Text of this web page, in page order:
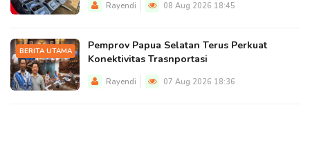
Rayendi 08 Aug 2026 18:45
BERITA UTAMA
Pemprov Papua Selatan Terus Perkuat
Konektivitas Trasnportasi
Rayendi 07 Aug 2026 18:36